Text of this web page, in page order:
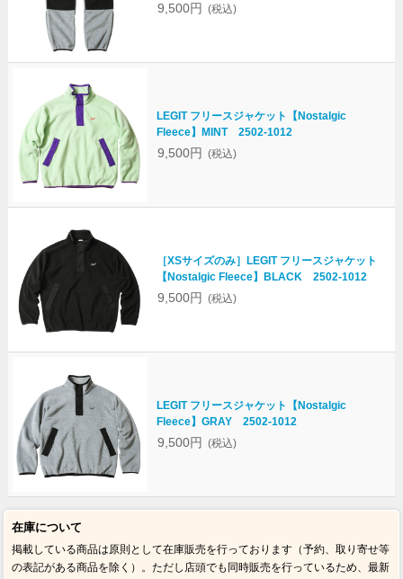
9,500円 (税込)
LEGIT フリースジャケット【Nostalgic
Fleece】MINT 2502-1012
9,500円 (税込)
［XSサイズのみ］LEGIT フリースジャケット
【Nostalgic Fleece】BLACK 2502-1012
9,500円 (税込)
LEGIT フリースジャケット【Nostalgic
Fleece】GRAY 2502-1012
9,500円 (税込)
在庫について
掲載している商品は原則として在庫販売を行っております（予約、取り寄せ等
の表記がある商品を除く）。ただし店頭でも同時販売を行っているため、最新